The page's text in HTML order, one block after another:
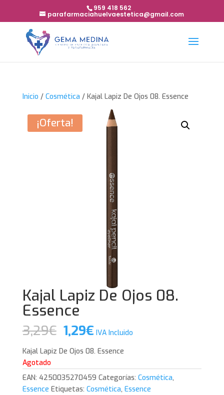
959 418 562
parafarmaciahuelvaestetica@gmail.com
Inicio / Cosmética / Kajal Lapiz De Ojos 08. Essence
¡Oferta!
Kajal Lapiz De Ojos 08.
Essence
3,29€ El
precio
original
era:
3,29€.
1,29€El
actual
es:
1,29€.
IVA Incluido
Kajal Lapiz De Ojos 08. Essence
Agotado
EAN: 4250035270459 Categorías: Cosmética,
Essence Etiquetas: Cosmética, Essence